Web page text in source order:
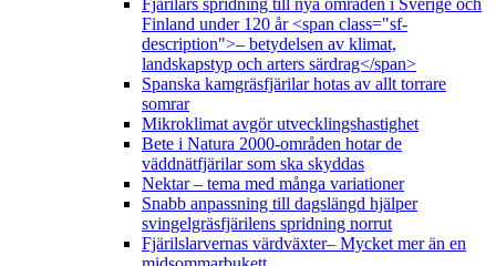
Finland under 120 år <span class="sf-
description">– betydelsen av klimat,
landskapstyp och arters särdrag</span>
Spanska kamgräsfjärilar hotas av allt torrare
somrar
Mikroklimat avgör utvecklingshastighet
Bete i Natura 2000-områden hotar de
väddnätfjärilar som ska skyddas
Nektar – tema med många variationer
Snabb anpassning till dagslängd hjälper
svingelgräsfjärilens spridning norrut
Fjärilslarvernas värdväxter– Mycket mer än en